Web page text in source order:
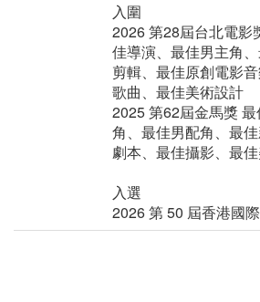
入圍
2026 第28屆台北電影
佳導演、最佳男主角
剪輯、最佳原創電影
歌曲、最佳美術設計
2025 第62屆金馬獎
角、最佳男配角、最
劇本、最佳攝影、最
入選
2026 第 50 屆香港國